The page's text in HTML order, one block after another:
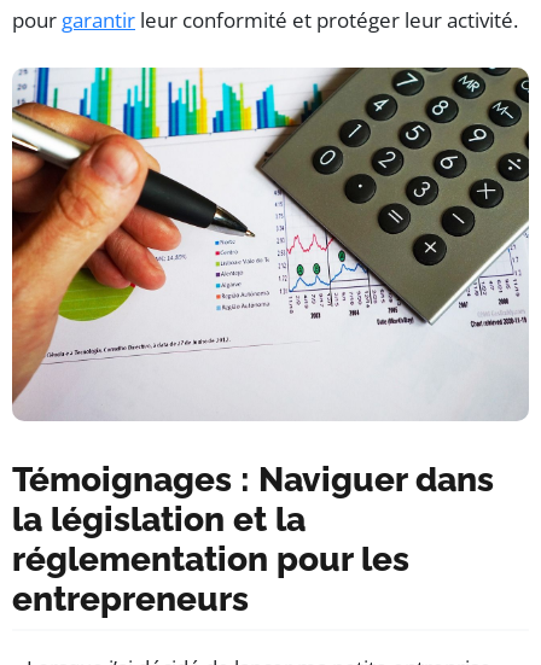
pour garantir leur conformité et protéger leur activité.
Témoignages : Naviguer dans
la législation et la
réglementation pour les
entrepreneurs